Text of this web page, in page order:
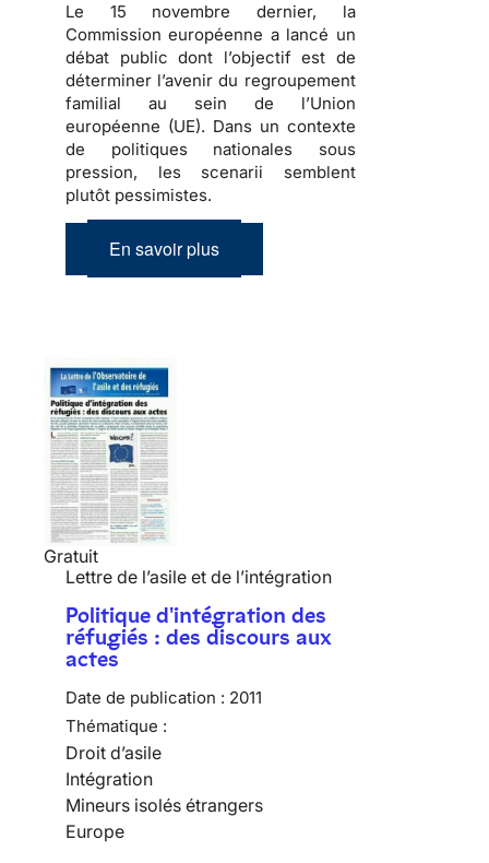
Le 15 novembre dernier, la
Commission européenne a lancé un
débat public dont l’objectif est de
déterminer l’avenir du regroupement
familial au sein de l’Union
européenne (UE). Dans un contexte
de politiques nationales sous
pression, les scenarii semblent
plutôt pessimistes.
En savoir plus
Gratuit
Lettre de l’asile et de l’intégration
Politique d'intégration des
réfugiés : des discours aux
actes
Date de publication : 2011
Thématique :
Droit d’asile
Intégration
Mineurs isolés étrangers
Europe